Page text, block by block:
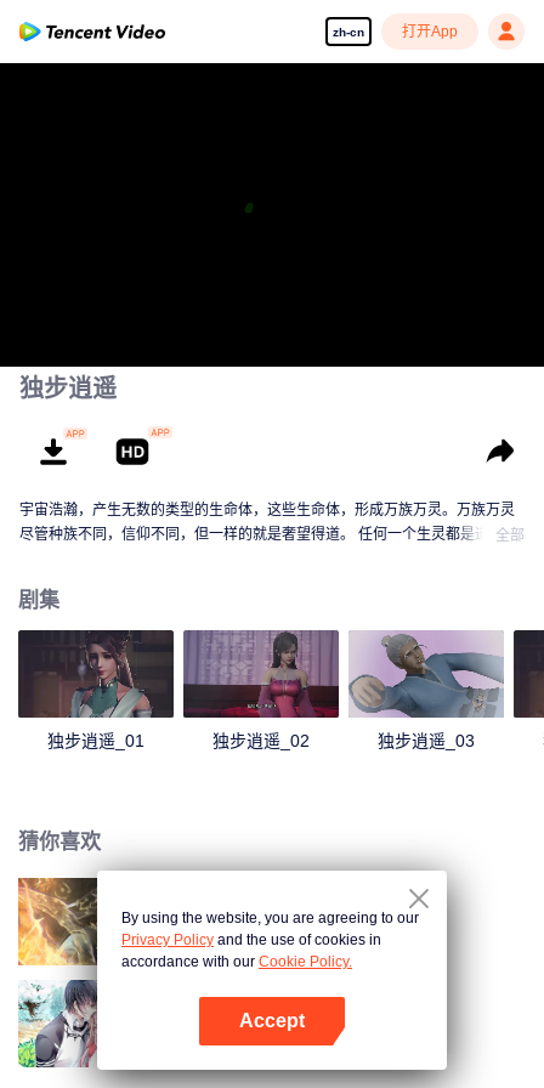
zh-cn 打开App
独步逍遥
宇宙浩瀚，产生无数的类型的生命体，这些生命体，形成万族万灵。万族万灵
尽管种族不同，信仰不同，但一样的就是奢望得道。 任何一个生灵都是道心蒙
个时代，只能支撑少数一些人得道。得道者，以为站在了世间之巅，以后可以
恣意逍遥。但却发现，即使得道。同样难逃厄运，在他们之上有着主宰，收割
着一个又一个的时代，收割着天下修行者为了维持他们野心。万族万灵，不过
是被这些主宰豢养而已。 这些主宰，收割着得道者，收割着每个世界的灵华，
摧毁一个个世界。 历代得道者，都不甘被收割，不断的反抗，可是每一次都失
败。 直到……主角叶宇出现，他剥开了一个个时代，剥开了一个个秘密。随着
他展开了史诗级的画卷，在这壮阔的世界中，不断的成长，经历爱情和友情，
全部
剧集
独步逍遥_01 独步逍遥_02 独步逍遥_03
猜你喜欢
长生界
国民老公带回家 第1季
By using the website, you are agreeing to our
Privacy Policy and the use of cookies in
accordance with our Cookie Policy.
Accept